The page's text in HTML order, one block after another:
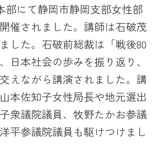
部にて静岡市静岡支部女性部
催されました。講師は石破茂
した。石破前総裁は「戦後80
日本社会の歩みを振り返り、
えながら講演されました。講
本佐知子女性局長や地元選出
衆議院議員、牧野たかお参議
平参議院議員も駆けつけまし